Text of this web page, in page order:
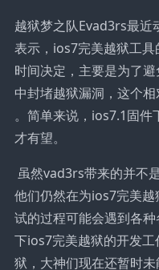
越狱梦之队Evad3rs最近
表示，ios7完美越狱工
时间决定，主要是为了
中封堵越狱漏洞，这个
。简单来说，ios7.1固件
才有望。
虽然vad3rs带来的并不
他们仍然在为ios7完美
试的过程可能会遇到各
下ios7完美越狱的开发
狱，大神们现在还暂时